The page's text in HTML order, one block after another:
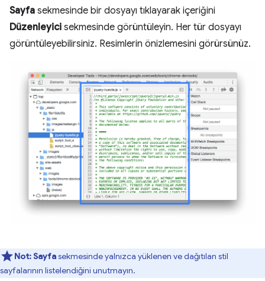
Sayfa sekmesinde bir dosyayı tıklayarak içeriğini
Düzenleyici sekmesinde görüntüleyin. Her tür dosyayı
görüntüleyebilirsiniz. Resimlerin önizlemesini görürsünüz.
Not:Sayfasekmesinde yalnızca yüklenen ve dağıtılan stil
sayfalarının listelendiğini unutmayın.